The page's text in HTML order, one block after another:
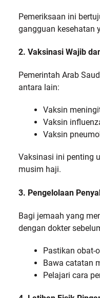
Pemeriksaan ini
gangguan kesehatan
2. Vaksinasi Wajib
Pemerintah Arab
antara lain:
Vaksin
Vaksin
Vaksin
Vaksinasi ini penting
musim haji.
3. Pengelolaan
Bagi jemaah yang
dengan dokter
Pastikan obat-
Bawa catatan
Pelajari cara